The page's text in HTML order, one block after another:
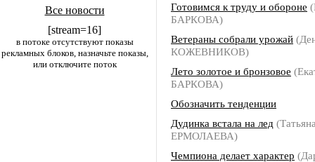
Все новости
[stream=16]
в потоке отсутствуют показы
рекламных блоков, назначьте показы,
или отключите поток
Готовимся к труду и обороне
БАРКОВА)
Ветераны собрали урожай
КОЖЕВНИКОВ)
Лето золотое и бронзовое
БАРКОВА)
Обозначить тенденции
Дудинка встала на лед
ЕРМОЛАЕВА)
Чемпиона делает характер